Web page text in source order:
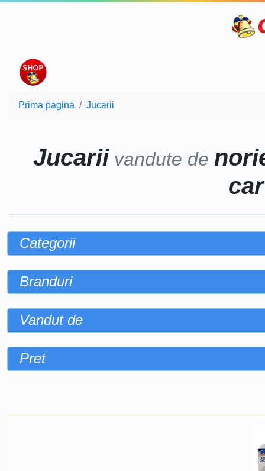
Prima pagina Jucarii
Jucarii vandute de
Categorii
Branduri
Vandut de
Pret